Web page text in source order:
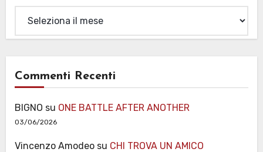
Commenti Recenti
BIGNO su ONE BATTLE AFTER ANOTHER
03/06/2026
Vincenzo Amodeosu CHI TROVA UN AMICO